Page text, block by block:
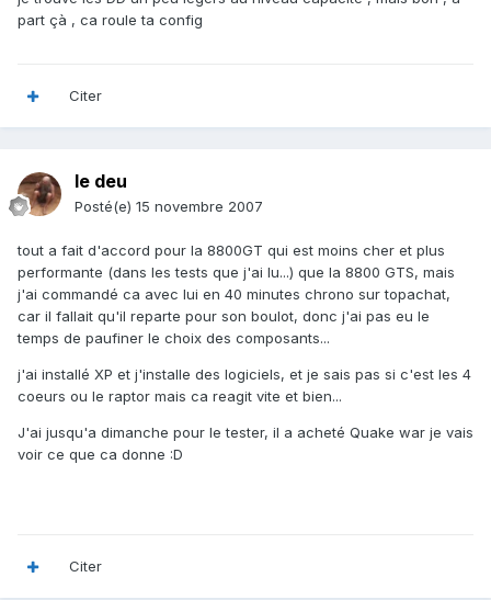
part çà , ca roule ta config
Citer
le deu
Posté(e) 15 novembre 2007
tout a fait d'accord pour la 8800GT qui est moins cher et plus
performante (dans les tests que j'ai lu...) que la 8800 GTS, mais
j'ai commandé ca avec lui en 40 minutes chrono sur topachat,
car il fallait qu'il reparte pour son boulot, donc j'ai pas eu le
temps de paufiner le choix des composants...
j'ai installé XP et j'installe des logiciels, et je sais pas si c'est les 4
coeurs ou le raptor mais ca reagit vite et bien...
J'ai jusqu'a dimanche pour le tester, il a acheté Quake war je vais
voir ce que ca donne :D
Citer